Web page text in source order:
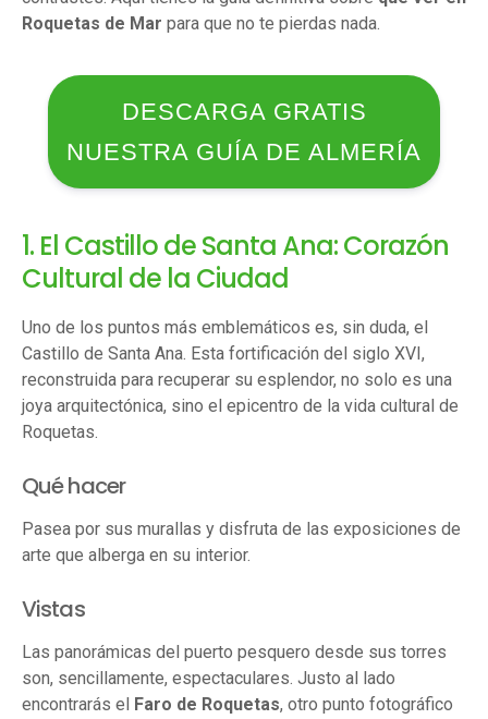
Roquetas de Mar para que no te pierdas nada.
DESCARGA GRATIS
NUESTRA GUÍA DE ALMERÍA
1. El Castillo de Santa Ana: Corazón
Cultural de la Ciudad
Uno de los puntos más emblemáticos es, sin duda, el
Castillo de Santa Ana. Esta fortificación del siglo XVI,
reconstruida para recuperar su esplendor, no solo es una
joya arquitectónica, sino el epicentro de la vida cultural de
Roquetas.
Qué hacer
Pasea por sus murallas y disfruta de las exposiciones de
arte que alberga en su interior.
Vistas
Las panorámicas del puerto pesquero desde sus torres
son, sencillamente, espectaculares. Justo al lado
encontrarás el Faro de Roquetas, otro punto fotográfico